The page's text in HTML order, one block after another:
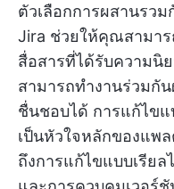
ตัวเลือกการผสานรว
Jira ช่วยให้คุณสามา
สื่อสารที่ได้รับความนิ
สามารถทำงานร่วม
ชื่นชอบได้ การแก้ไข
เป็นหัวใจหลักของแ
ถึงการแก้ไขแบบเรีย